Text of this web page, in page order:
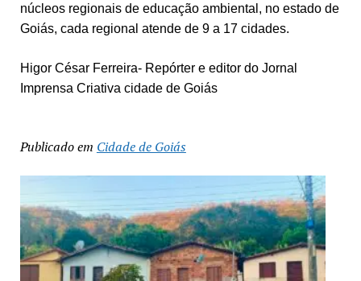
núcleos regionais de educação ambiental, no estado de
Goiás, cada regional atende de 9 a 17 cidades.
Higor César Ferreira- Repórter e editor do Jornal
Imprensa Criativa cidade de Goiás
Publicado em Cidade de Goiás